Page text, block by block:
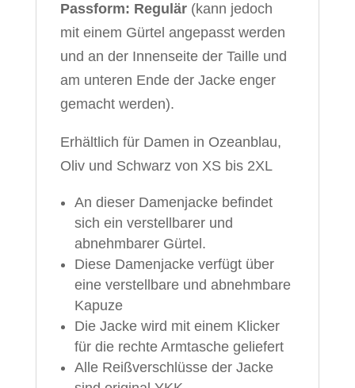
Passform: Regulär(kann jedoch
mit einem Gürtel angepasst werden
und an der Innenseite der Taille und
am unteren Ende der Jacke enger
gemacht werden).
Erhältlich für Damen in Ozeanblau,
Oliv und Schwarz von XS bis 2XL
An dieser Damenjacke befindet
sich ein verstellbarer und
abnehmbarer Gürtel.
Diese Damenjacke verfügt über
eine verstellbare und abnehmbare
Kapuze
Die Jacke wird mit einem Klicker
für die rechte Armtasche geliefert
Alle Reißverschlüsse der Jacke